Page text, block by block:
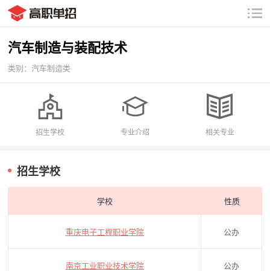
汽车制造与装配技术
类别：汽车制造类
招生学校 专业介绍 相关专业
招生学校
学校 性质
重庆电子工程职业学院 公办
南京工业职业技术学院 公办